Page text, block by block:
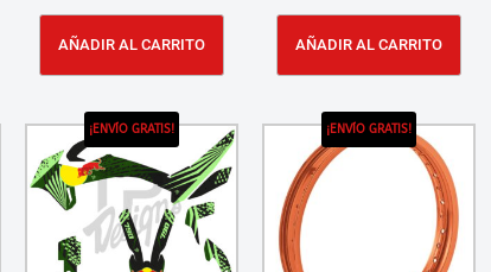
AÑADIR AL CARRITO AÑADIR AL CARRITO
¡ENVÍO GRATIS! ¡ENVÍO GRATIS!